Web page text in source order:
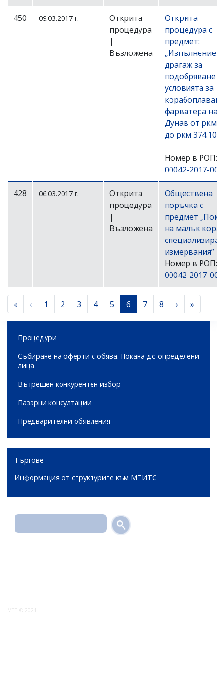
450 09.03.2017 г.
Открита
процедура
|
Възложена
Открита
процедура с
предмет:
драгаж за
условията за
фарватера
Дунав от
до ркм
Номер в РОП:
00042-2017-
428 06.03.2017 г.
Открита
процедура
|
Възложена
Обществена
поръчка с
предмет
на малък
измервания”
Номер в РОП:
00042-2017-
Pagination
«« First
‹‹‹ Page
1 Page
2 Page
3 Page
4 Page
5
Current
page
6 Page
7 Page
8 › »
Side menu
Процедури
Събиране на оферти с обява. Покана до определени
лица
Вътрешен конкурентен избор
Пазарни консултации
Предварителни обявления
Търгове
Информация от структурите към МТИТС
Търси
МТС © 2021